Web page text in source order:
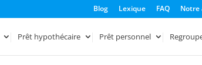
Blog Lexique FAQ Notre
Prêt hypothécaire Prêt personnel